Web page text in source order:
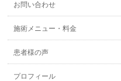
お問い合わせ
施術メニュー・料金
患者様の声
プロフィール